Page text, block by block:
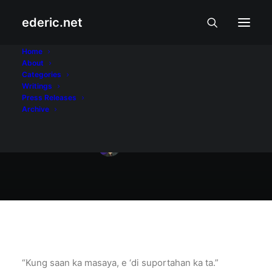
ederic.net
Home
About
Categories
Writings
Press Releases
Archive
Kung saan ka
“Kung saan ka masaya, e ‘di suportahan ka ta.”